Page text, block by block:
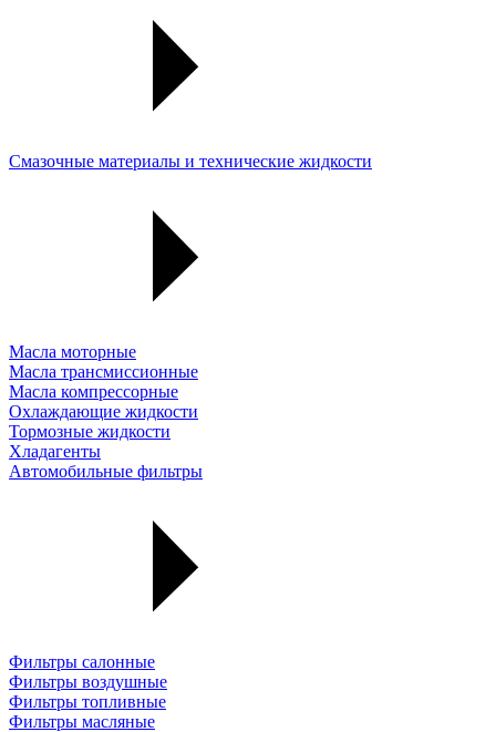
Смазочные материалы и технические жидкости
Масла моторные
Масла трансмиссионные
Масла компрессорные
Охлаждающие жидкости
Тормозные жидкости
Хладагенты
Автомобильные фильтры
Фильтры салонные
Фильтры воздушные
Фильтры топливные
Фильтры масляные